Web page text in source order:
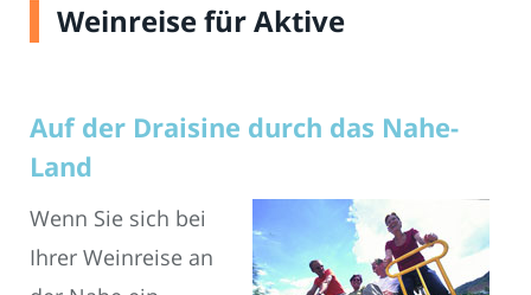
Weinreise für Aktive
Auf der Draisine durch das Nahe-
Land
Wenn Sie sich bei
Ihrer Weinreise an